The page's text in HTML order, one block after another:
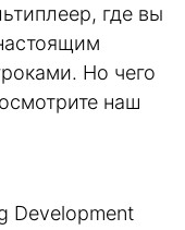
где вы
Но чего
наш
Development